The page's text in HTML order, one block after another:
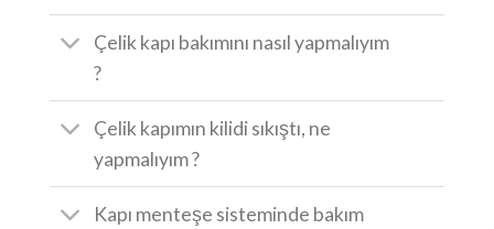
Çelik kapı bakımını nasıl yapmalıyım
?
Çelik kapımın kilidi sıkıştı, ne
yapmalıyım ?
Kapı menteşe sisteminde bakım